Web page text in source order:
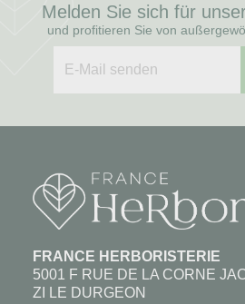
Melden Sie sich für
und profitieren Sie von
FRANCE HERBORISTERIE
5001 F RUE DE LA CORNE
ZI LE DURGEON